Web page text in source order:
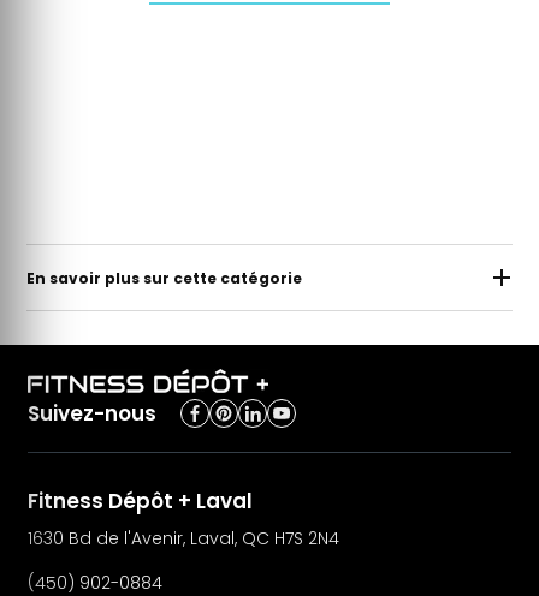
En savoir plus sur cette catégorie
Suivez-nous
Fitness Dépôt + Laval
1630 Bd de l'Avenir, Laval, QC H7S 2N4
(450) 902-0884